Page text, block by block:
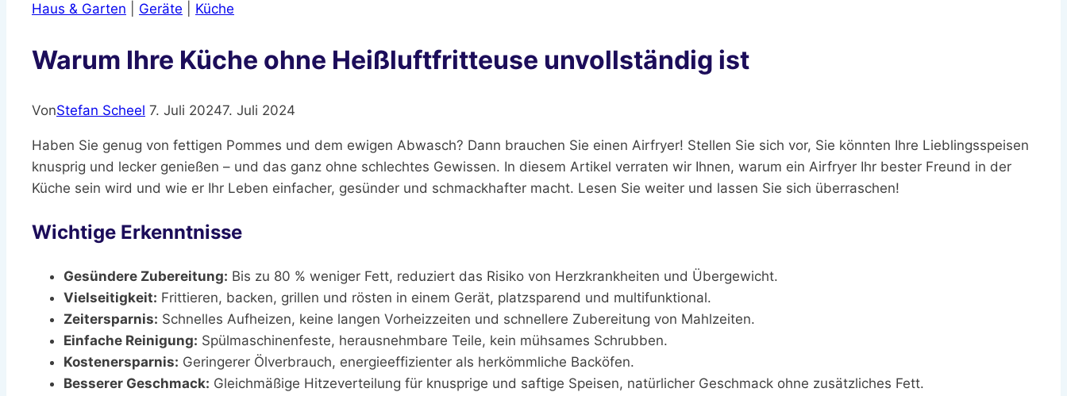
Haus & Garten Geräte Küche
Warum Ihre Küche ohne Heißluftfritteuse unvollständig ist
VonStefan Scheel 7. Juli 20247. Juli 2024
Haben Sie genug von fettigen Pommes und dem ewigen Abwasch? Dann brauchen Sie einen Airfryer! Stellen Sie sich vor, Sie könnten Ihre Lieblingsspeisen
knusprig und lecker genießen – und das ganz ohne schlechtes Gewissen. In diesem Artikel verraten wir Ihnen, warum ein Airfryer Ihr bester Freund in der
Küche sein wird und wie er Ihr Leben einfacher, gesünder und schmackhafter macht. Lesen Sie weiter und lassen Sie sich überraschen!
Wichtige Erkenntnisse
Gesündere Zubereitung: Bis zu 80 % weniger Fett, reduziert das Risiko von Herzkrankheiten und Übergewicht.
Vielseitigkeit: Frittieren, backen, grillen und rösten in einem Gerät, platzsparend und multifunktional.
Zeitersparnis: Schnelles Aufheizen, keine langen Vorheizzeiten und schnellere Zubereitung von Mahlzeiten.
Einfache Reinigung: Spülmaschinenfeste, herausnehmbare Teile, kein mühsames Schrubben.
Kostenersparnis: Geringerer Ölverbrauch, energieeffizienter als herkömmliche Backöfen.
Besserer Geschmack: Gleichmäßige Hitzeverteilung für knusprige und saftige Speisen, natürlicher Geschmack ohne zusätzliches Fett.